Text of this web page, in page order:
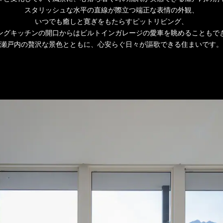
スタリッシュな水平の直線が際立つ端正な表情の外観、
いつでも癒しと寛ぎをもたらすピットリビング、
グキッチンの開口からはビルトインガレージの愛車を眺めることもで
瀬戸内の贅沢な景色とともに、心安らぐ日々が謳歌できる住まいです。